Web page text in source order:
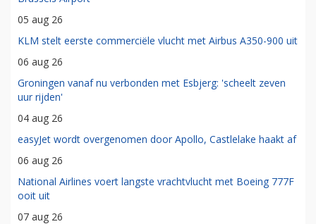
05 aug 26
KLM stelt eerste commerciële vlucht met Airbus A350-900 uit
06 aug 26
Groningen vanaf nu verbonden met Esbjerg: 'scheelt zeven
uur rijden'
04 aug 26
easyJet wordt overgenomen door Apollo, Castlelake haakt af
06 aug 26
National Airlines voert langste vrachtvlucht met Boeing 777F
ooit uit
07 aug 26